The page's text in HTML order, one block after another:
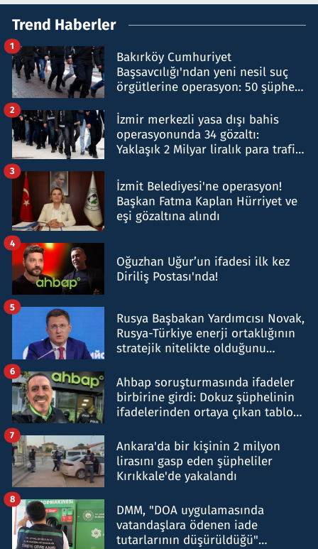
Trend Haberler
Bakırköy Cumhuriyet
Başsavcılığı'ndan yeni nesil suç
örgütlerine operasyon: 50 şüpheli
1
İzmir merkezli yasa dışı bahis
operasyonunda 34 gözaltı:
Yaklaşık 2 Milyar liralık para trafiği
2
İzmit Belediyesi'ne operasyon!
Başkan Fatma Kaplan Hürriyet ve
eşi gözaltına alındı
3
Oğuzhan Uğur’un ifadesi ilk kez
Diriliş Postası'nda!
4
Rusya Başbakan Yardımcısı Novak,
Rusya-Türkiye enerji ortaklığının
stratejik nitelikte olduğunu
5
Ahbap soruşturmasında ifadeler
birbirine girdi: Dokuz şüphelinin
ifadelerinden ortaya çıkan tablo
6
Ankara'da bir kişinin 2 milyon
lirasını gasp eden şüpheliler
Kırıkkale'de yakalandı
7
DMM, "DOA uygulamasında
vatandaşlara ödenen iade
tutarlarının düşürüldüğü"
8